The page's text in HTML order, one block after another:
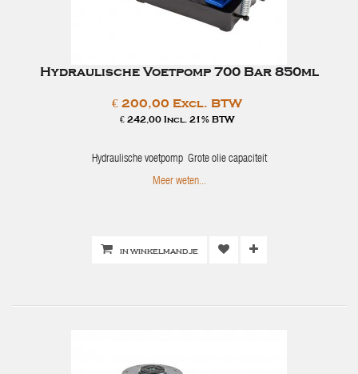
Hydraulische Voetpomp 700 Bar 850ml
€ 200,00 Excl. BTW
€ 242,00 Incl. 21% BTW
Hydraulische voetpomp Grote olie capaciteit
Meer weten...
IN WINKELMANDJE